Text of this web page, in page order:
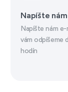
Napíšte nám
Napíšte nám e-
vám odpíšeme
hodín